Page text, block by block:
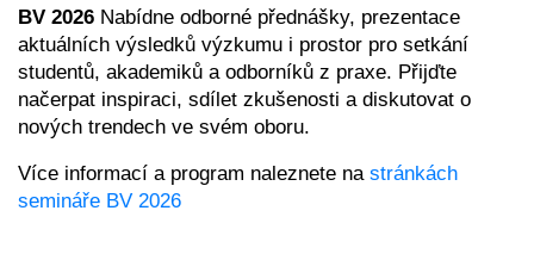
BV 2026 Nabídne odborné přednášky, prezentace
aktuálních výsledků výzkumu i prostor pro setkání
studentů, akademiků a odborníků z praxe. Přijďte
načerpat inspiraci, sdílet zkušenosti a diskutovat o
nových trendech ve svém oboru.
Více informací a program naleznete na stránkách
semináře BV 2026